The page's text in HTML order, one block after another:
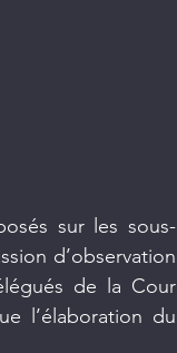
sur les sous-
d’observation
de la Cour
l’élaboration du